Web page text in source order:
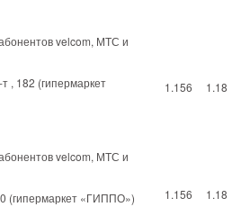
velcom, МТС и
, 182 (гипермаркет
1.156 1.18
velcom, МТС и
(гипермаркет «ГИППО»)
1.156 1.18